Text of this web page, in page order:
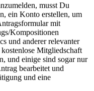
musst Du
ein Konto erstellen, um
mit
Kompositionen
und anderer relevanter
Mitgliedschaft
und einige sind sogar nur
bearbeitet und
und eine